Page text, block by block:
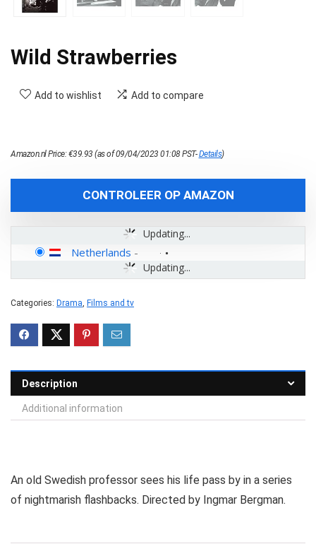
Wild Strawberries
Add to wishlist Add to compare
Amazon.nl Price:€39.93 (as of 09/04/2023 01:08 PST-Details)
CONTROLEER OP AMAZON
Updating...
Updating...
Netherlands -
Categories: Drama Films and tv
Description
Additional information
An old Swedish professor sees his life pass by in a series
of nightmarish flashbacks. Directed by Ingmar Bergman.